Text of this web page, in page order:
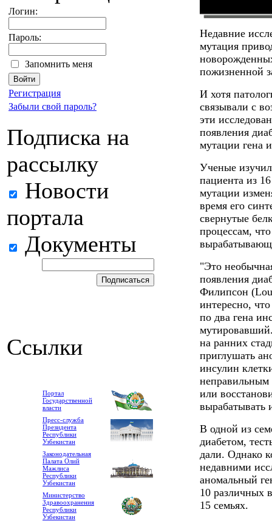
Логин:
Пароль:
Запомнить меня
Регистрация
Забыли свой пароль?
Подписка на
рассылку
Новости
портала
Документы
Ссылки
Портал
Государственной
власти
Пресс-служба
Президента
Республики
Узбекистан
Законодательная
Палата Олий
Мажлиса
Республики
Узбекистан
Министерство
Здравоохранения
Республики
Узбекистан
Недавние
мутация
пожизненной
И хотя
связывали с
эти
появления
мутации гена
Ученые
пациента из
мутации
время его
свернутые
процессам,
"Это
появления
Филипсон
интересно,
по два гена
на ранних
приглушать
инсулин
неправильным
или
вырабатывать
В одной из
диабетом,
дали. Однако
недавними
аномальный
10 различных
15 семьях.